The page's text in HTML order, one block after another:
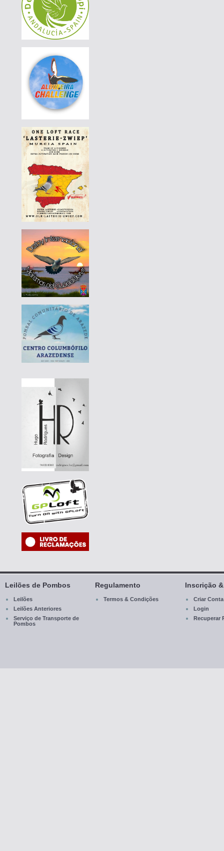
BG-25-65595 |150 EUR
AGD WINTER RACE 2026 - 13A
BG-25-65595|140 EUR
DE-25-04857-1313 |80 EUR
AGD WINTER RACE 2026 - 13C
Leilões de Pombos
Leilões
Leilões Anteriores
Serviço de Transporte de
Pombos
Regulamento
Termos & Condições
Inscrição
Criar Conta
Login
Recuperar